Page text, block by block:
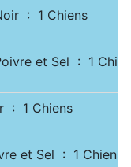
: 1 Chiens
et Sel : 1
: 1 Chiens
et Sel : 1 Chiens